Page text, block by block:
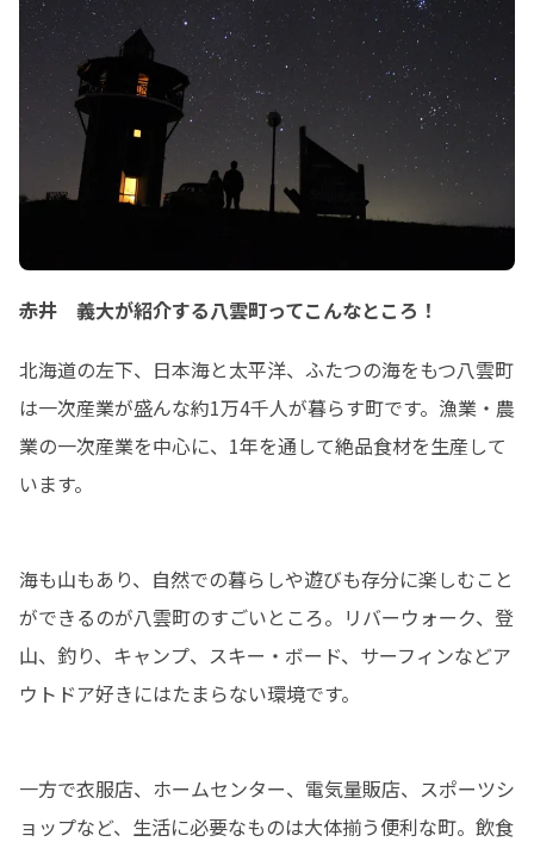
赤井 義大が紹介する八雲町ってこんなところ！
北海道の左下、日本海と太平洋、ふたつの海をもつ八雲町
は一次産業が盛んな約1万4千人が暮らす町です。漁業・農
業の一次産業を中心に、1年を通して絶品食材を生産して
います。
海も山もあり、自然での暮らしや遊びも存分に楽しむこと
ができるのが八雲町のすごいところ。リバーウォーク、登
山、釣り、キャンプ、スキー・ボード、サーフィンなどア
ウトドア好きにはたまらない環境です。
一方で衣服店、ホームセンター、電気量販店、スポーツシ
ョップなど、生活に必要なものは大体揃う便利な町。飲食